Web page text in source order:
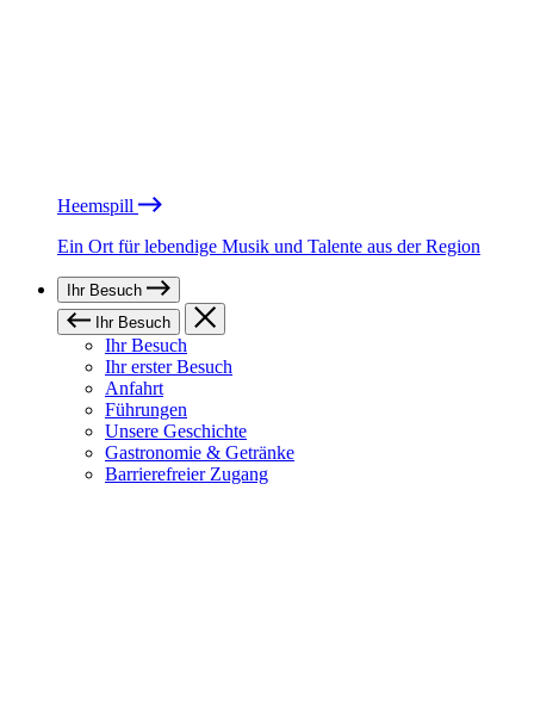
Heemspill
Ein Ort für lebendige Musik und Talente aus der Region
Ihr Besuch
Ihr Besuch
Ihr Besuch
Ihr erster Besuch
Anfahrt
Führungen
Unsere Geschichte
Gastronomie & Getränke
Barrierefreier Zugang